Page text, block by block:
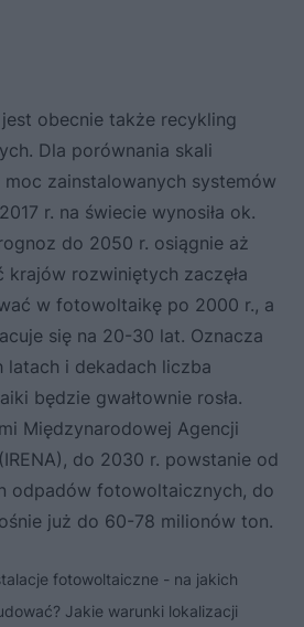
obecnie także recykling
Dla porównania skali
moc zainstalowanych systemów
r. na świecie wynosiła ok.
do 2050 r. osiągnie aż
krajów rozwiniętych zaczęła
w fotowoltaikę po 2000 r., a
się na 20-30 lat. Oznacza
latach i dekadach liczba
będzie gwałtownie rosła.
Międzynarodowej Agencji
do 2030 r. powstanie od
odpadów fotowoltaicznych, do
już do 60-78 milionów ton.
fotowoltaiczne - na jakich
Jakie warunki lokalizacji